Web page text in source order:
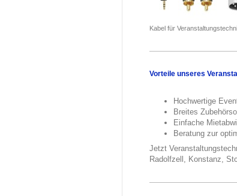
Kabel für
Vorteile unseres
Hochwertige
Breites
Einfache
Beratung zur
Jetzt
Radolfzell, Konstanz,